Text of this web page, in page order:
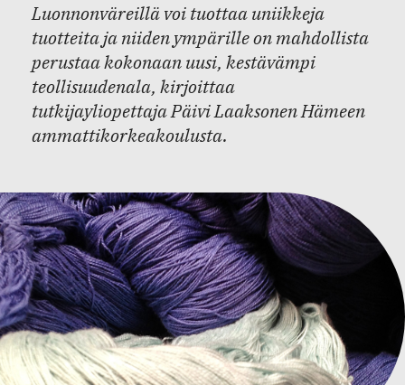
Luonnonväreillä voi tuottaa uniikkeja
tuotteita ja niiden ympärille on mahdollista
perustaa kokonaan uusi, kestävämpi
teollisuudenala, kirjoittaa
tutkijayliopettaja Päivi Laaksonen Hämeen
ammattikorkeakoulusta.